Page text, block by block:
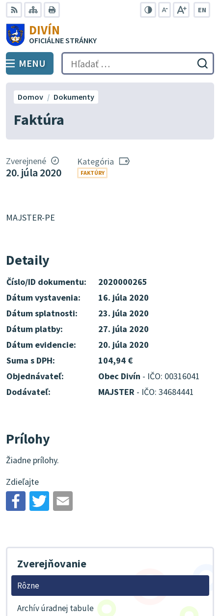
Preskočiť
na
obsah
RSS Mapa
EN
DIVÍN
OFICIÁLNE STRÁNKY
PREPNÚŤ
MENU Hľadať:
Faktúra
Domov Dokumenty
Zverejnené
20. júla 2020
Kategória
FAKTÚRY
MAJSTER-PE
Detaily
Číslo/ID dokumentu:
2020000265
Dátum vystavenia:
16. júla 2020
Dátum splatnosti:
23. júla 2020
Dátum platby:
27. júla 2020
Dátum evidencie:
20. júla 2020
Suma s DPH:
104,94 €
Objednávateľ:
Obec Divín - IČO: 00316041
Dodávateľ:
MAJSTER - IČO: 34684441
Prílohy
Žiadne prílohy.
Zdieľajte
Zverejňovanie
Rôzne
Archív úradnej tabule